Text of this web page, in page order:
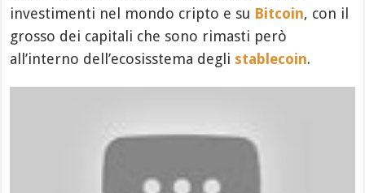
investimenti nel mondo cripto e su Bitcoin, con il
grosso dei capitali che sono rimasti però
all’interno dell’ecosisstema degli stablecoin.